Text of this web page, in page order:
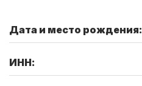
Дата и место рождения:
ИНН: